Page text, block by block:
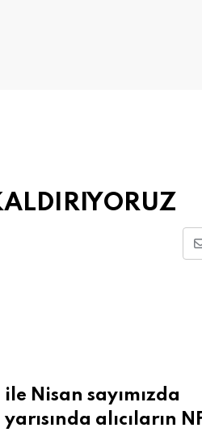
Nisan sayımızda
alıcıların